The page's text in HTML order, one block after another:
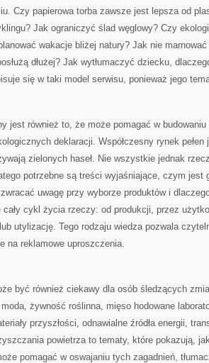
Czy papierowa torba zawsze jest lepsza od
Jak ograniczyć ślad węglowy? Czy
wakacje bliżej natury? Jak nie
dłużej? Jak wytłumaczyć dziecku,
się w taki model serwisu, ponieważ jego
jest również to, że może pomagać w budowaniu
deklaracji. Współczesny rynek pełen
zielonych haseł. Nie wszystkie jednak
potrzebne są treści wyjaśniające, czym jest
uwagę przy wyborze produktów i
cykl życia rzeczy: od produkcji, przez
utylizację. Tego rodzaju wiedza pozwala
na reklamowe uproszczenia.
być również ciekawy dla osób śledzących
żywność roślinna, mięso hodowane
przyszłości, odnawialne źródła energii,
powietrza to tematy, które pokazują,
pomagać w oswajaniu tych zagadnień,